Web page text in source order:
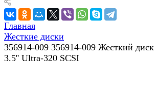
Главная
Жесткие диски
356914-009 356914-009 Жесткий
3.5'' Ultra-320 SCSI